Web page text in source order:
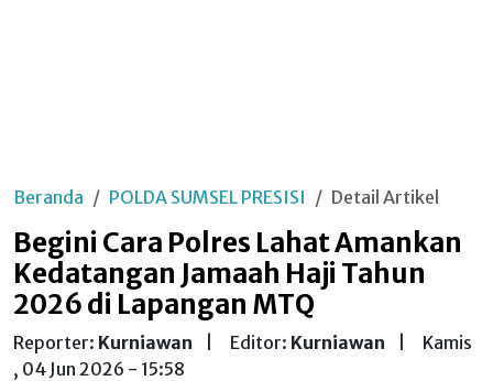
Beranda POLDA SUMSEL PRESISI Detail Artikel
Begini Cara Polres Lahat Amankan
Kedatangan Jamaah Haji Tahun
2026 di Lapangan MTQ
Reporter: Kurniawan Editor: Kurniawan
Kamis
, 04 Jun 2026 - 15:58